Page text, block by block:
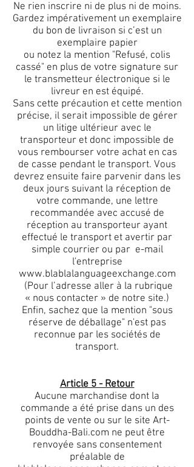
Ne rien inscrire ni de plus ni de moins.
Gardez impérativement un exemplaire
du bon de livraison si c’est un
exemplaire papier
ou notez la mention "Refusé, colis
cassé" en plus de votre signature sur
le transmetteur électronique si le
livreur en est équipé.
Sans cette précaution et cette mention
précise, il serait impossible de gérer
un litige ultérieur avec le
transporteur et donc impossible de
vous rembourser votre achat en cas
de casse pendant le transport. Vous
devrez ensuite faire parvenir dans les
deux jours suivant la réception de
votre commande, une lettre
recommandée avec accusé de
réception au transporteur ayant
effectué le transport et avertir par
simple courrier ou par e-mail
l'entreprise
www.blablalanguageexchange.com
(Pour l’adresse aller à la rubrique
« nous contacter » de notre site.)
Enfin, sachez que la mention "sous
réserve de déballage" n'est pas
reconnue par les sociétés de
transport.
Article 5 - Retour
Aucune marchandise dont la
commande a été prise dans un des
points de vente ou sur le site Art-
Bouddha-Bali.com ne peut être
renvoyée sans consentement
préalable de